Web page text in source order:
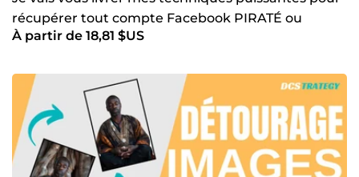
récupérer tout compte Facebook PIRATÉ ou
BANNI
À partir de 18,81 $US